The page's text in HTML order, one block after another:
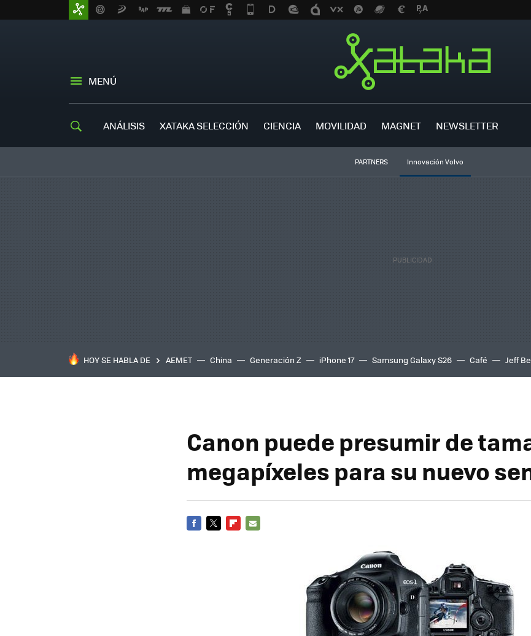
MENÚ
ANÁLISIS XATAKA SELECCIÓN CIENCIA MOVILIDAD MAGNET NEWSLETTER
PARTNERS Innovación Volvo
HOY SE HABLA DE AEMET China Generación Z iPhone 17 Samsung Galaxy S26 Café Jeff
Canon puede presumir de
megapíxeles para su nuevo